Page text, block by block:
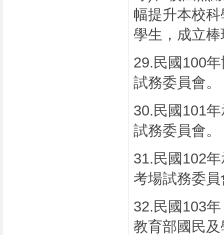
幅提升本校
學生，成立
29.民國100
試務委員會。
30.民國101
試務委員會。
31.民國102
考場試務委
32.民國103
教育部國民